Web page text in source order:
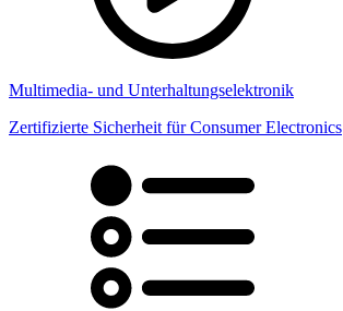
Multimedia- und Unterhaltungselektronik
Zertifizierte Sicherheit für Consumer Electronics